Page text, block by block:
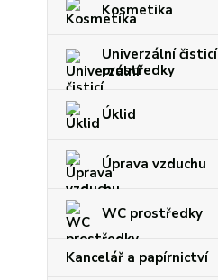
Kosmetika
Univerzální čisticí
prostředky
Úklid
Úprava vzduchu
WC prostředky
Kancelář a papírnictví